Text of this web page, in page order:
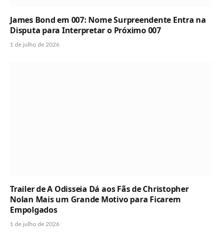
James Bond em 007: Nome Surpreendente Entra na
Disputa para Interpretar o Próximo 007
1 de julho de 2026
Trailer de A Odisseia Dá aos Fãs de Christopher
Nolan Mais um Grande Motivo para Ficarem
Empolgados
1 de julho de 2026